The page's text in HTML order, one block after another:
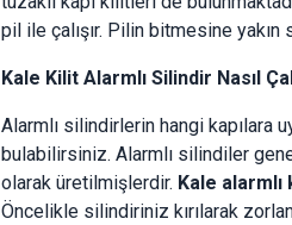
pil ile çalışır. Pilin bitmesine yakın
Kale Kilit Alarmlı Silindir Nasıl
Alarmlı silindirlerin hangi kapılara
bulabilirsiniz. Alarmlı silindiler
olarak üretilmişlerdir. Kale alarmlı
Öncelikle silindiriniz kırılarak